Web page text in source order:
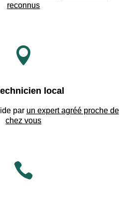
reconnus

local
par un expert agréé proche de
chez vous
